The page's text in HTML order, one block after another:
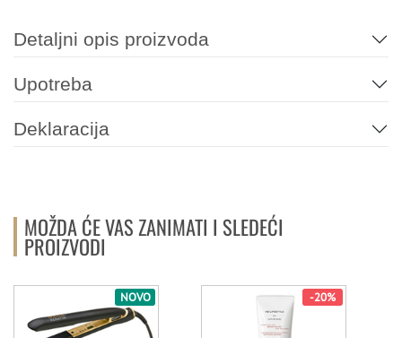
Detaljni opis proizvoda
Upotreba
Deklaracija
MOŽDA ĆE VAS ZANIMATI I SLEDEĆI
PROIZVODI
NOVO -20%